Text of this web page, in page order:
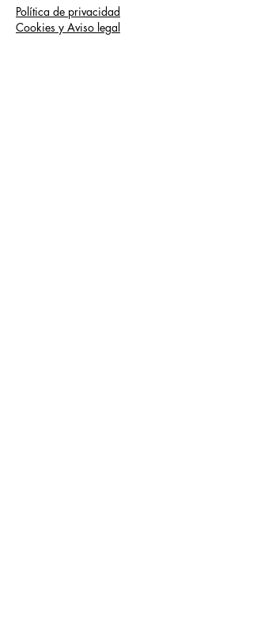
Política de privacidad
Cookies y Aviso legal